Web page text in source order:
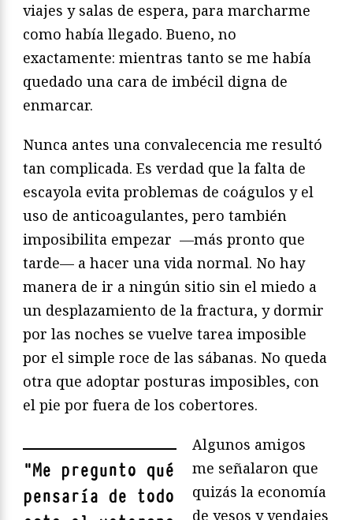
viajes y salas de espera, para marcharme
como había llegado. Bueno, no
exactamente: mientras tanto se me había
quedado una cara de imbécil digna de
enmarcar.
Nunca antes una convalecencia me resultó
tan complicada. Es verdad que la falta de
escayola evita problemas de coágulos y el
uso de anticoagulantes, pero también
imposibilita empezar —más pronto que
tarde— a hacer una vida normal. No hay
manera de ir a ningún sitio sin el miedo a
un desplazamiento de la fractura, y dormir
por las noches se vuelve tarea imposible
por el simple roce de las sábanas. No queda
otra que adoptar posturas imposibles, con
el pie por fuera de los cobertores.
"Me pregunto qué
pensaría de todo
Algunos amigos
me señalaron que
quizás la economía
de yesos y vendajes